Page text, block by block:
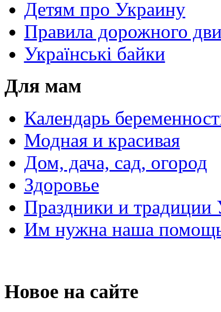
Детям про Украину
Правила дорожного
Українські байки
Для мам
Календарь
Модная и красивая
Дом, дача, сад, огород
Здоровье
Праздники и традиции
Им нужна наша
Новое на сайте